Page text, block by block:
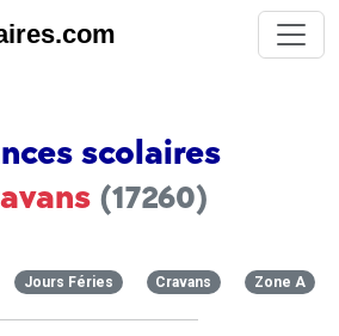
scolaires
(17260)
Jours Féries Cravans Zone A